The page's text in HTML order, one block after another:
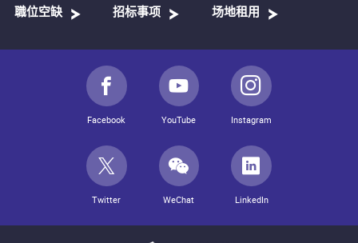
職位空缺 招标事项 场地租用
Facebook YouTube Instagram
Twitter WeChat LinkedIn